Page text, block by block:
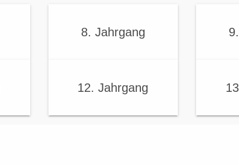
8. Jahrgang
12. Jahrgang